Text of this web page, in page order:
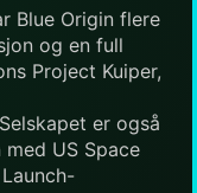
Blue Origin flere
og en full
Project Kuiper,
er også
US Space